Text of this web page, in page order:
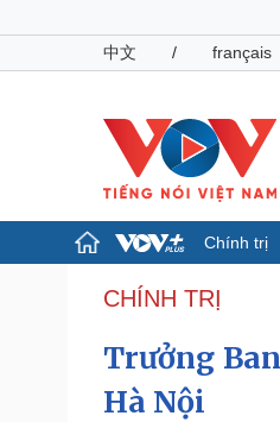
中文
/ français
Chính trị
Chính trị
Tổ chức nhân sự
Quốc hội
Nhận diện sự thật
CHÍNH TRỊ
Trưởng
Hà Nội